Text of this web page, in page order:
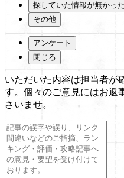
探していた情報が無かった
その他
アンケート
閉じる
いただいた内容は担当者が
す。個々のご意見にはお返
さいませ。